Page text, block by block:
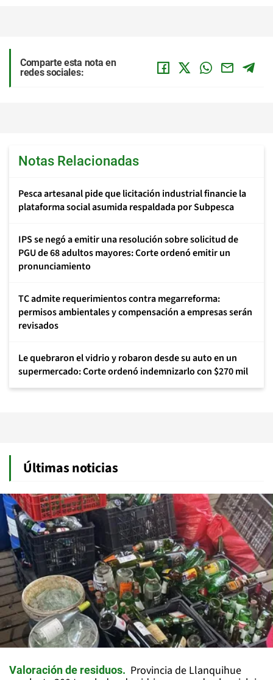
Comparte esta nota en
redes sociales:
Notas Relacionadas
Pesca artesanal pide que licitación industrial financie la
plataforma social asumida respaldada por Subpesca
IPS se negó a emitir una resolución sobre solicitud de
PGU de 68 adultos mayores: Corte ordenó emitir un
pronunciamiento
TC admite requerimientos contra megarreforma:
permisos ambientales y compensación a empresas serán
revisados
Le quebraron el vidrio y robaron desde su auto en un
supermercado: Corte ordenó indemnizarlo con $270 mil
Últimas noticias
Valoración de residuos
Provincia de Llanquihue